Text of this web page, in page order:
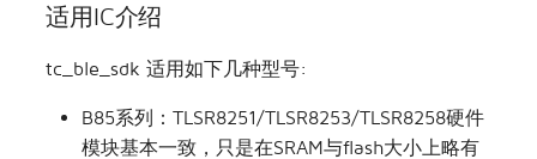
适用IC介绍
tc_ble_sdk 适用如下几种型号:
B85系列：TLSR8251/TLSR8253/TLSR8258硬件
模块基本一致，只是在SRAM与flash大小上略有